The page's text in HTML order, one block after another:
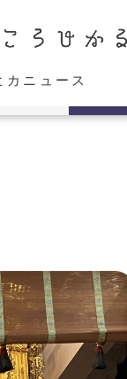
カニュース
出演情報